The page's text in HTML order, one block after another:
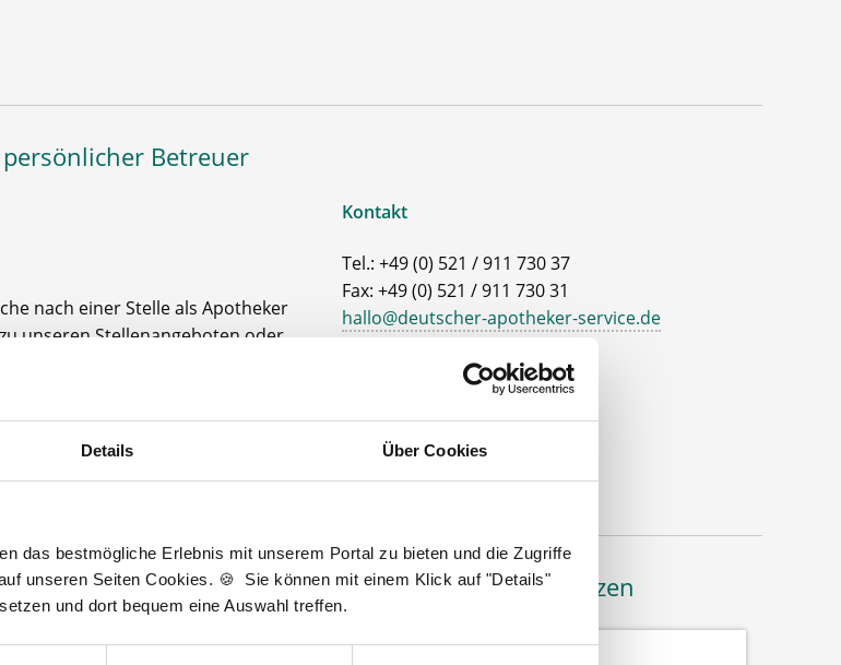
Details Über Cookies
das bestmögliche Erlebnis mit unserem Portal zu bieten und die Zugriffe
unseren Seiten Cookies. 🍪 Sie können mit einem Klick auf "Details"
und dort bequem eine Auswahl treffen.
Betreuer
nach einer Stelle als Apotheker
unseren Stellenangeboten oder
Stellenanfrage
Kontakt
Tel.: +49 (0) 521 / 911 730 37
Fax: +49 (0) 521 / 911 730 31
hallo@deutscher-apotheker-service.de
Johanneswerkstr. 4
Wir fördern Bäume pflanzen